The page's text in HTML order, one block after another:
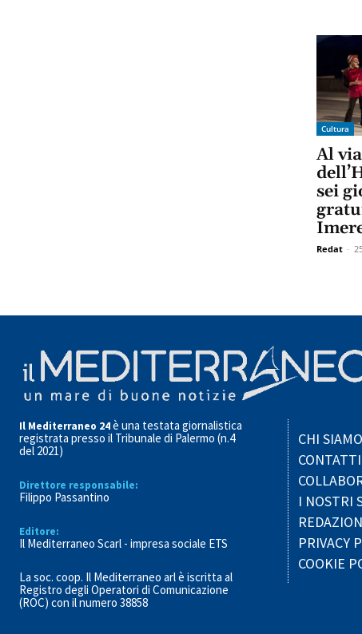
Cultura
Al
sei
Redat -
Il Mediterraneo 24è una testata giornalistica
registrata presso il Tribunale di Palermo (n.4
del 2021)
Direttore responsabile:
Filippo Passantino
Editore:
Il Mediterraneo Scarl - impresa sociale ETS
La soc. coop. Il Mediterraneo arl è iscritta al
Registro degli Operatori di Comunicazione
(ROC) con il numero 38858
CHI SIAMO
CONTATTI
I NOSTRI
PRIVACY
COOKIE